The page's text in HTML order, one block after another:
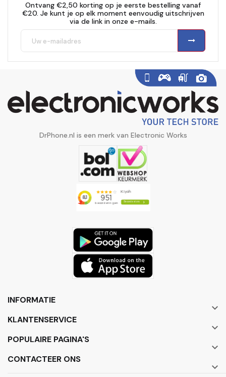
Ontvang €2,50 korting op je eerste bestelling vanaf
€20. Je kunt je op elk moment eenvoudig uitschrijven
via de link in onze e-mails.
DrPhone.nl is een merk van Electronic Works
INFORMATIE

KLANTENSERVICE

POPULAIRE PAGINA'S

CONTACTEER ONS
